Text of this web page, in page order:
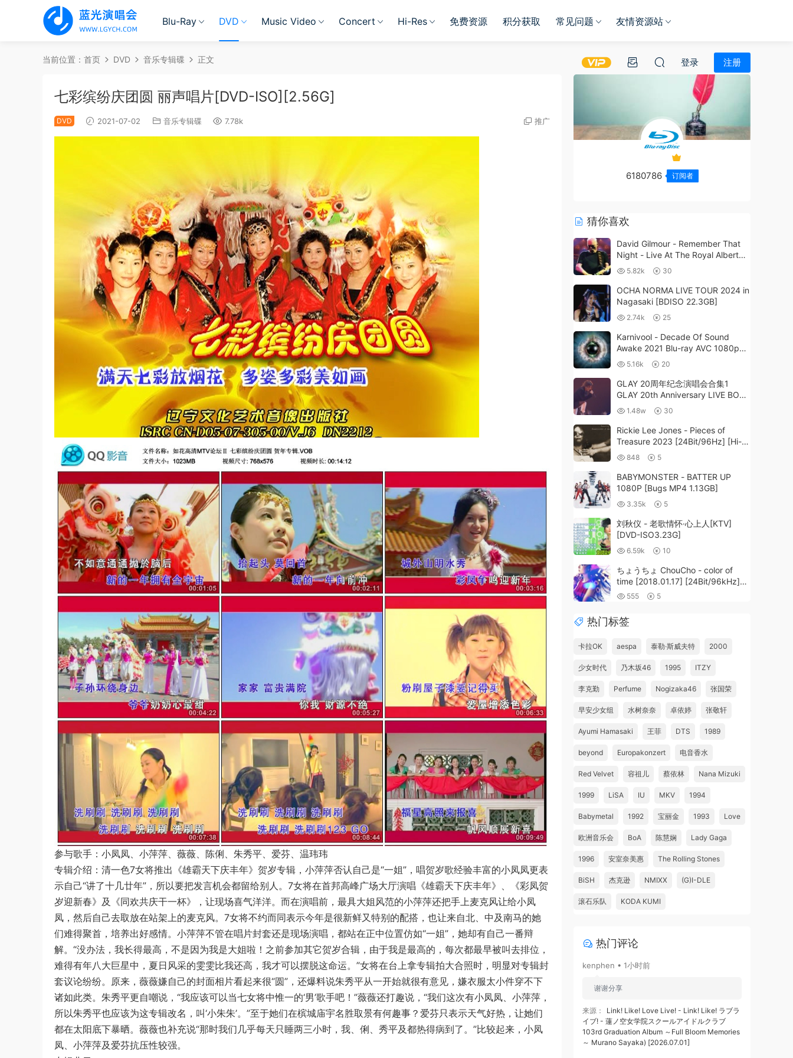
Blu-Ray DVD Music Video Concert Hi-Res 免费资源 积分获取 常见问题 友情资源站
登录 注册
当前位置： 首页 DVD 音乐专辑碟 正文
七彩缤纷庆团圆 丽声唱片[DVD-ISO][2.56G]
DVD 2021-07-02 音乐专辑碟 7.78k 推广
参与歌手：小凤凤、小萍萍、薇薇、陈俐、朱秀平、爱芬、温玮玮
专辑介绍：清一色7女将推出《雄霸天下庆丰年》贺岁专辑，小萍萍否认自己是“一姐”，唱贺岁歌经验丰富的小凤凤更表
示自己“讲了十几廿年”，所以要把发言机会都留给别人。7女将在首邦高峰广场大厅演唱《雄霸天下庆丰年》、《彩凤贺
岁迎新春》及《同欢共庆干一杯》，让现场喜气洋洋。而在演唱前，最具大姐风范的小萍萍还把手上麦克风让给小凤
凤，然后自己去取放在站架上的麦克风。7女将不约而同表示今年是很新鲜又特别的配搭，也让来自北、中及南马的她
们难得聚首，培养出好感情。小萍萍不管在唱片封套还是现场演唱，都站在正中位置仿如“一姐”，她却有自己一番辩
解。“没办法，我长得最高，不是因为我是大姐啦！之前参加其它贺岁合辑，由于我是最高的，每次都最早被叫去排位，
难得有年八大巨星中，夏日风采的雯雯比我还高，我才可以摆脱这命运。”女将在台上拿专辑拍大合照时，明显对专辑封
套议论纷纷。原来，薇薇嫌自己的封面相片看起来很“圆”，还爆料说朱秀平从一开始就很有意见，嫌衣服太小件穿不下
诸如此类。朱秀平更自嘲说，“我应该可以当七女将中惟一的‘男’歌手吧！”薇薇还打趣说，“我们这次有小凤凤、小萍萍，
所以朱秀平也应该为这专辑改名，叫‘小朱朱’。”至于她们在槟城庙宇名胜取景有何趣事？爱芬只表示天气好热，让她们
都在太阳底下暴晒。薇薇也补充说“那时我们几乎每天只睡两三小时，我、俐、秀平及都热得病到了。”比较起来，小凤
凤、小萍萍及爱芬抗压性较强。
6180786 订阅者
猜你喜欢
David Gilmour - Remember That
Night - Live At The Royal Albert
Hall 2007《BDMV 2BD 86G》
5.82k 30
OCHA NORMA LIVE TOUR 2024 in
Nagasaki [BDISO 22.3GB]
2.74k 25
Karnivool - Decade Of Sound
Awake 2021 Blu-ray AVC 1080p
DTS 2.0《BDMV 18.1G》
5.16k 20
GLAY 20周年纪念演唱会合集1
GLAY 20th Anniversary LIVE BOX
VOL.1 2014《3DISC BDMV 96G》
1.48w 30
Rickie Lee Jones - Pieces of
Treasure 2023 [24Bit/96Hz] [Hi-
Res Flac 593MB]
848 5
BABYMONSTER - BATTER UP
1080P [Bugs MP4 1.13GB]
3.35k 5
刘秋仪 - 老歌情怀·心上人[KTV]
[DVD-ISO3.23G]
6.59k 10
ちょうちょ ChouCho - color of
time [2018.01.17] [24Bit/96kHz]
[Hi-Res Flac 1.34GB]
555 5
热门标签
卡拉OK aespa 泰勒·斯威夫特 2000
少女时代 乃木坂46 1995 ITZY
李克勤 Perfume Nogizaka46 张国荣
早安少女组 水树奈奈 卓依婷 张敬轩
Ayumi Hamasaki 王菲 DTS 1989
beyond Europakonzert 电音香水
Red Velvet 容祖儿 蔡依林 Nana Mizuki
1999 LiSA IU MKV 1994
Babymetal 1992 宝丽金 1993 Love
欧洲音乐会 BoA 陈慧娴 Lady Gaga
1996 安室奈美惠 The Rolling Stones
BiSH 杰克逊 NMIXX (G)I-DLE
滚石乐队 KODA KUMI
热门评论
kenphen • 1小时前
谢谢分享
来源：
Link! Like! Love Live! - Link! Like! ラブラ
イブ! - 蓮ノ空女学院スクールアイドルクラブ
103rd Graduation Album ～Full Bloom Memories
～ Murano Sayaka) [2026.07.01]